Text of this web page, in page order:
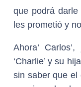
que podrá
les prometió y
Ahora’
‘Charlie’ y su
sin saber que el